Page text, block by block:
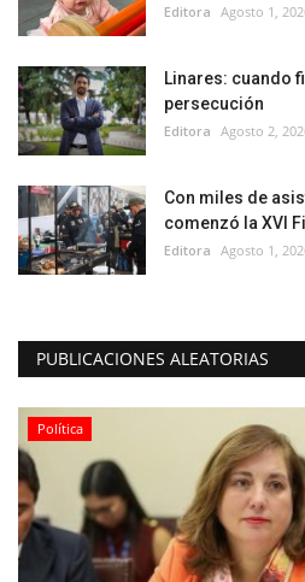
Editora Agosto 1,
Linares: cuando
persecución
Editora Agosto 2,
Con miles de
comenzó la XVI
Editora Agosto 1,
PUBLICACIONES ALEATORIAS
Crónica